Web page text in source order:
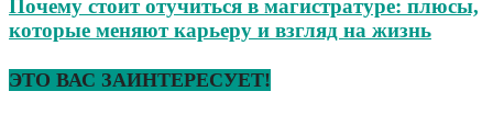
Почему стоит отучиться в магистратуре: плюсы,
которые меняют карьеру и взгляд на жизнь
ЭТО ВАС ЗАИНТЕРЕСУЕТ!